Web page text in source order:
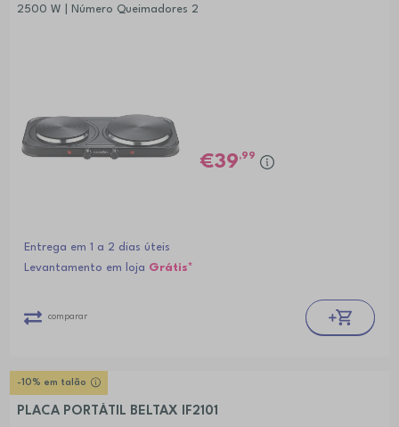
2500 W | Número Queimadores 2
39,99
Entrega em 1 a 2 dias úteis
Levantamento em loja Grátis*
comparar
-10% em talão
PLACA PORTÁTIL BELTAX IF2101